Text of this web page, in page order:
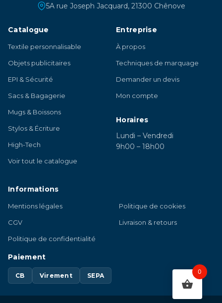
5A rue Joseph Jacquard, 21300 Chênove
Catalogue
Textile personnalisable
Objets publicitaires
EPI & Sécurité
Sacs & Bagagerie
Mugs & Boissons
Stylos & Écriture
High-Tech
Voir tout le catalogue
Entreprise
À propos
Techniques de marquage
Demander un devis
Mon compte
Horaires
Lundi – Vendredi
9h00 – 18h00
Informations
Mentions légales
CGV
Politique de confidentialité
Politique de cookies
Livraison & retours
Paiement
CB Virement SEPA
0